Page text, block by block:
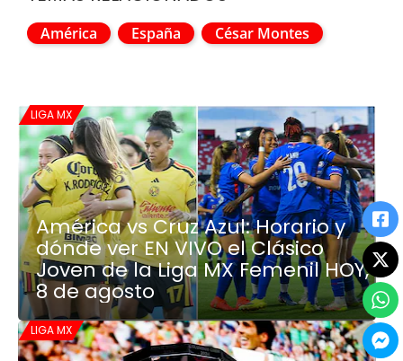
América España César Montes
LIGA MX
América vs Cruz Azul: Horario y
dónde ver EN VIVO el Clásico
Joven de la Liga MX Femenil HOY,
8 de agosto
LIGA MX